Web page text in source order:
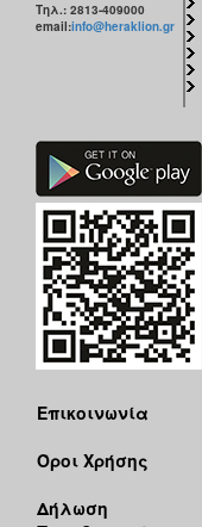
Τηλ.: 2813-409000
email:info@heraklion.gr
Επικοινωνία
Όροι Χρήσης
Δήλωση